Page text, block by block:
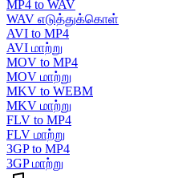
MP4 to WAV
WAV எடுத்துக்கொள்
AVI to MP4
AVI மாற்று
MOV to MP4
MOV மாற்று
MKV to WEBM
MKV மாற்று
FLV to MP4
FLV மாற்று
3GP to MP4
3GP மாற்று